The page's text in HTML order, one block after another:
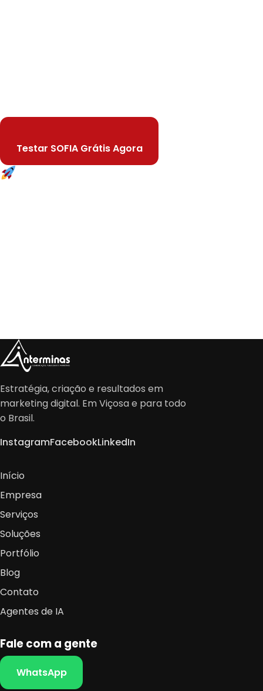
Testar SOFIA Grátis Agora
Estratégia, criação e resultados em
marketing digital. Em Viçosa e para todo
o Brasil.
InstagramFacebookLinkedIn
Início
Empresa
Serviços
Soluções
Portfólio
Blog
Contato
Agentes de IA
Fale com a gente
WhatsApp